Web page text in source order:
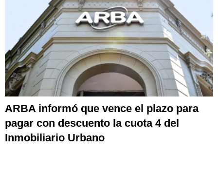
ARBA informó que vence el plazo para
pagar con descuento la cuota 4 del
Inmobiliario Urbano